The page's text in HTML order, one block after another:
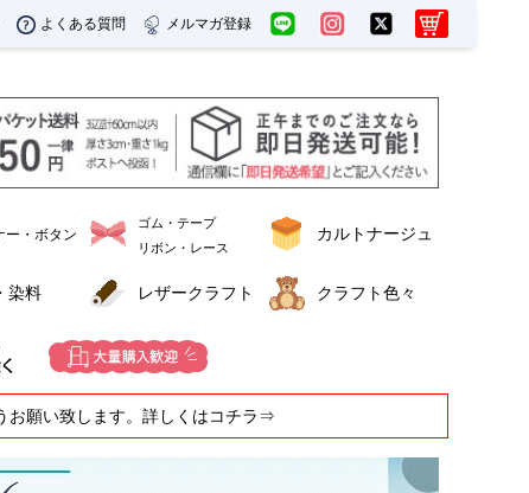
よくある質問 メルマガ登録
ー・ボタン
ゴム・テープ
リボン・レース
カルトナージュ
染料 レザークラフト クラフト色々
お願い致します。詳しくはコチラ⇒